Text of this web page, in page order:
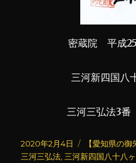
密蔵院 平成
三河新四国八
三河三弘法3
投
稿
2020年2月4日
カ
テ
【愛知県の御
三河三弘法 三河新四国八十八